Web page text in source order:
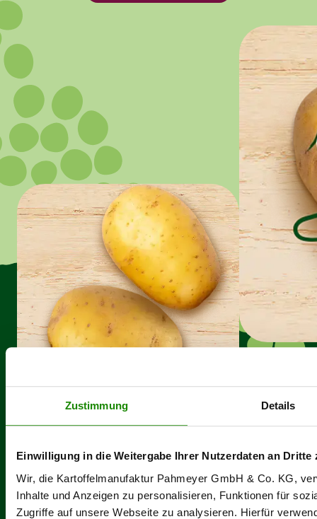
Zustimmung Details
Einwilligung in die Weitergabe Ihrer Nutzerdaten an
Wir, die Kartoffelmanufaktur Pahmeyer GmbH & Co. KG,
Inhalte und Anzeigen zu personalisieren, Funktionen für
Zugriffe auf unsere Webseite zu analysieren. Hierfür
From the field to the plate from
a single source
Imprint
Privacy policy
GTC